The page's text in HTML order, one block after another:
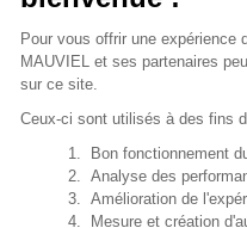
et d'entretien
avec tous les types
utilisation sur une
plaque à induction
la moitié de
utilisée sur une